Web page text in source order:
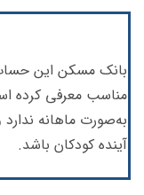
بانک مسکن این حساب
مناسب معرفی کرده
به‌صورت ماهانه
آینده کودکان باشد.